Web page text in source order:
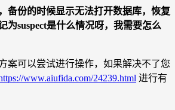
备份的时候显示无法打开数据库，恢复
为suspect是什么情况呀，我需要怎么
案可以尝试进行操作，如果解决不了您
www.aiufida.com/24239.html 进行有